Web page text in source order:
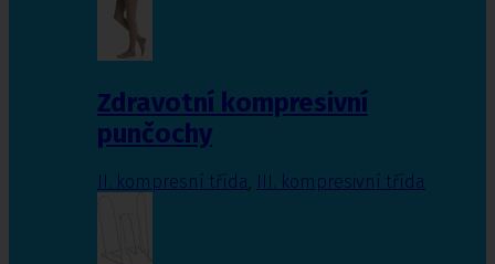
Zdravotní kompresivní
punčochy
II. kompresní třída III. kompresivní třída